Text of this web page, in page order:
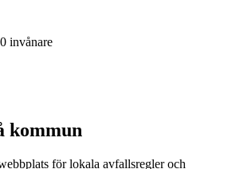
invånare
kommun
för lokala avfallsregler och